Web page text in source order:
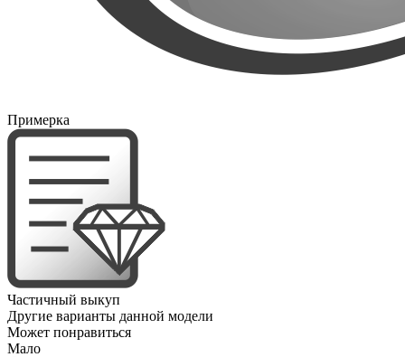
Примерка
Частичный выкуп
Другие варианты данной модели
Может понравиться
Мало